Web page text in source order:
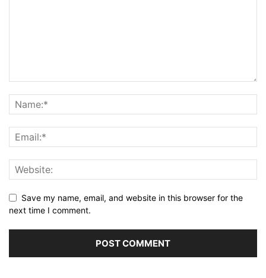
Save my name, email, and website in this browser for the
next time I comment.